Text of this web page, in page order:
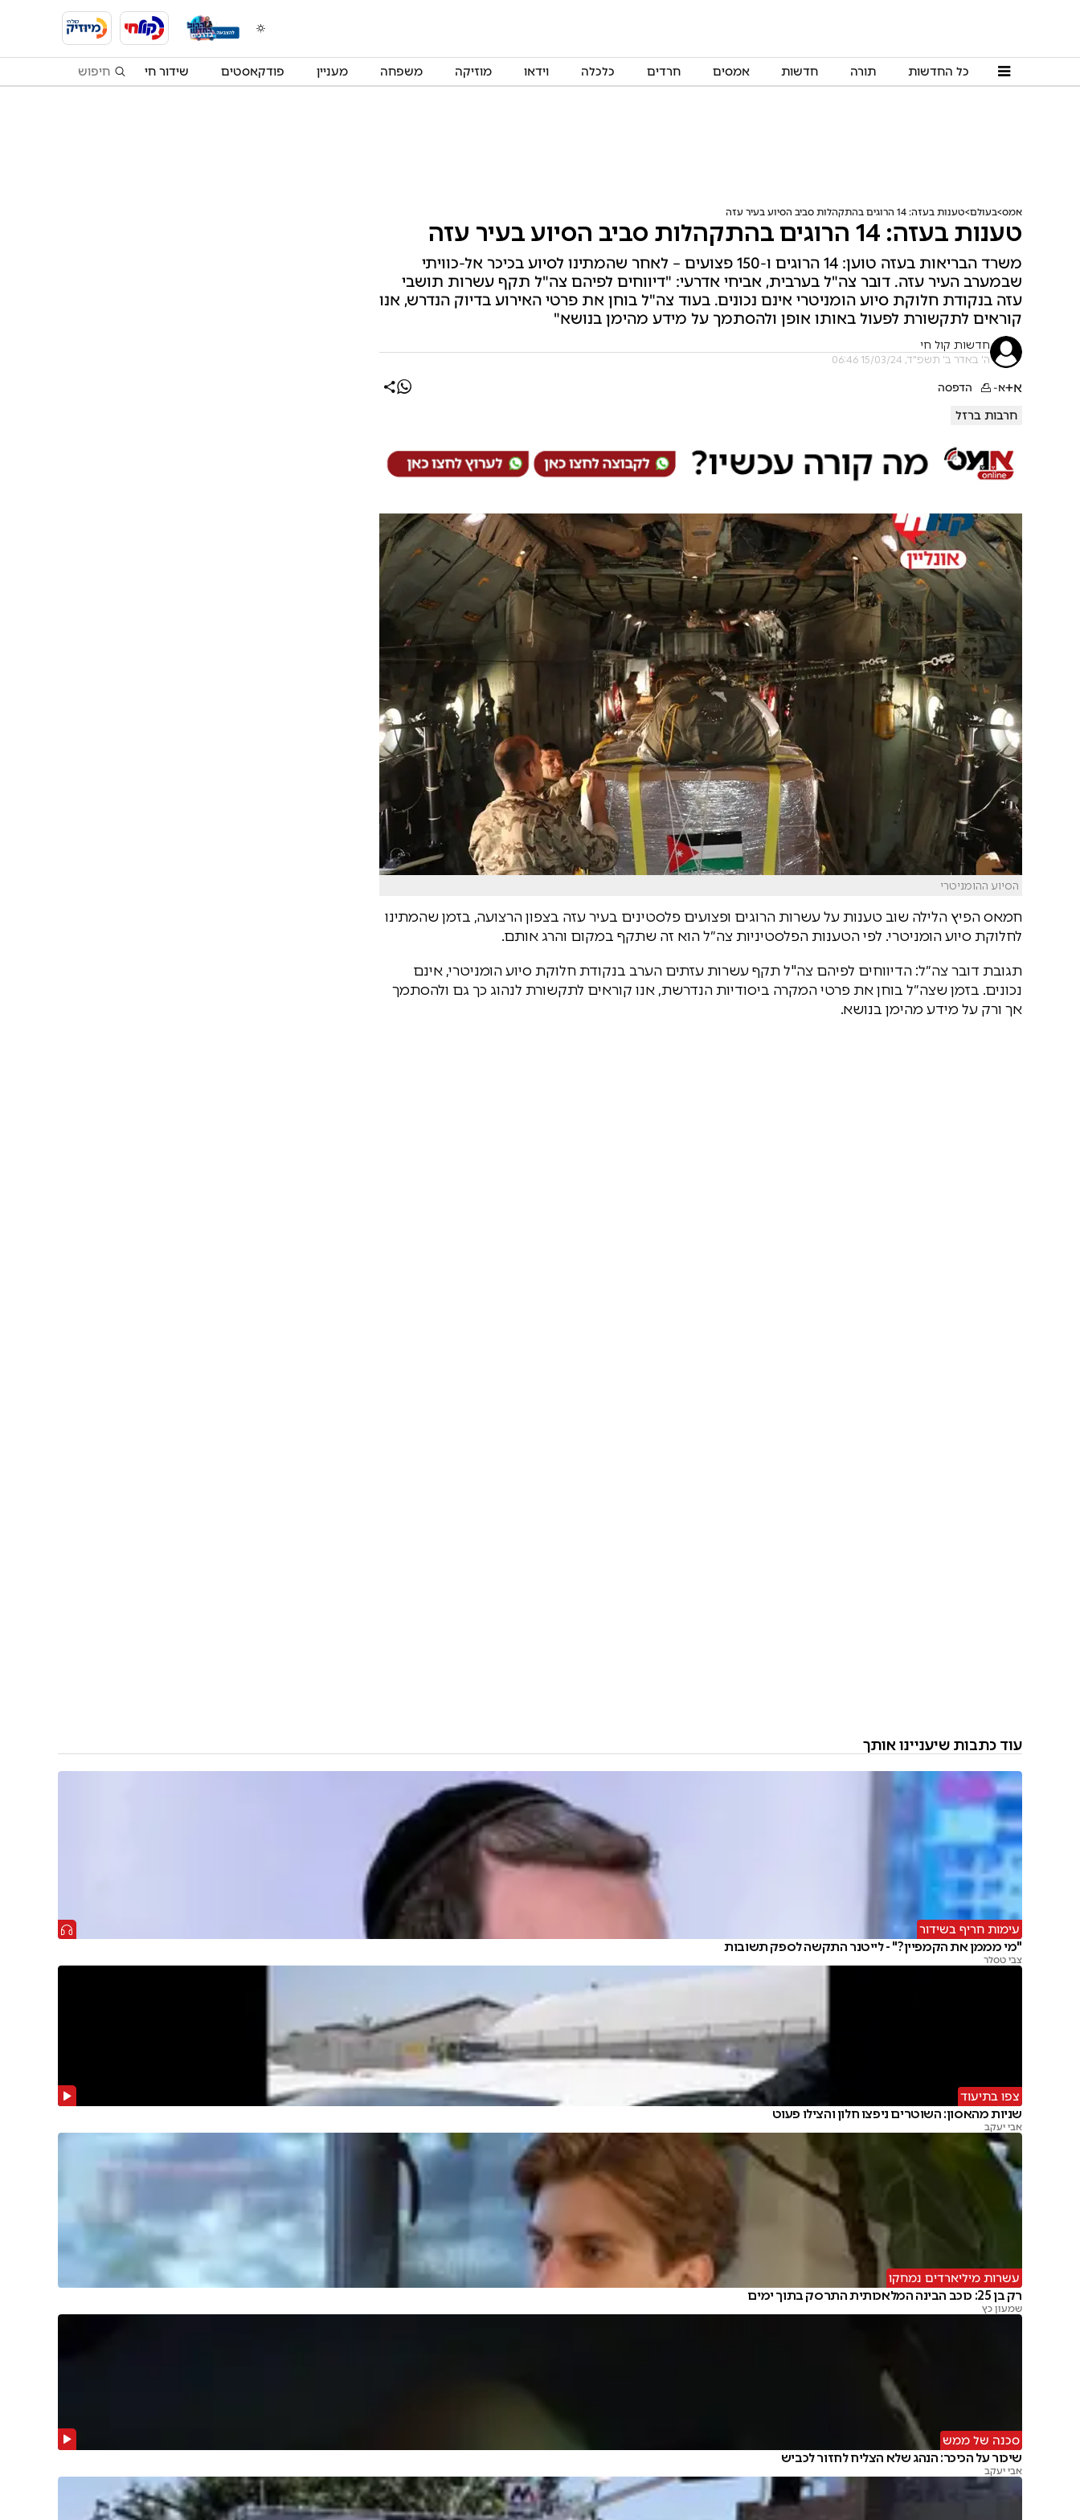
כל החדשות תורה חדשות אמסים חרדים כלכלה וידאו מוזיקה משפחה מעניין פודקאסטים שידור חי
אמס בעולם טענות בעזה: 14 הרוגים בהתקהלות סביב הסיוע בעיר עזה
טענות בעזה: 14 הרוגים בהתקהלות סביב הסיוע בעיר עזה
משרד הבריאות בעזה טוען: 14 הרוגים ו-150 פצועים – לאחר שהמתינו לסיוע בכיכר אל-כוויתי
שבמערב העיר עזה. דובר צה"ל בערבית, אביחי אדרעי: "דיווחים לפיהם צה"ל תקף עשרות תושבי
עזה בנקודת חלוקת סיוע הומניטרי אינם נכונים. בעוד צה"ל בוחן את פרטי האירוע בדיוק הנדרש, אנו
קוראים לתקשורת לפעול באותו אופן ולהסתמך על מידע מהימן בנושא"
חדשות קול חי
ה' באדר ב׳ תשפ"ד, 15/03/24 06:46
א+א- הדפסה
חרבות ברזל
הסיוע ההומניטרי
חמאס הפיץ הלילה שוב טענות על עשרות הרוגים ופצועים פלסטינים בעיר עזה בצפון הרצועה, בזמן שהמתינו
לחלוקת סיוע הומניטרי. לפי הטענות הפלסטיניות צה״ל הוא זה שתקף במקום והרג אותם.
תגובת דובר צה״ל: הדיווחים לפיהם צה"ל תקף עשרות עזתים הערב בנקודת חלוקת סיוע הומניטרי, אינם
נכונים. בזמן שצה״ל בוחן את פרטי המקרה ביסודיות הנדרשת, אנו קוראים לתקשורת לנהוג כך גם ולהסתמך
אך ורק על מידע מהימן בנושא.
עוד כתבות שיעניינו אותך
עימות חריף בשידור
"מי מממן את הקמפיין?" - לייטנר התקשה לספק תשובות
צבי טסלר
צפו בתיעוד
שניות מהאסון: השוטרים ניפצו חלון והצילו פעוט
אבי יעקב
עשרות מיליארדים נמחקו
רק בן 25: כוכב הבינה המלאכותית התרסק בתוך ימים
שמעון כץ
סכנה של ממש
שיכור על הכיכר: הנהג שלא הצליח לחזור לכביש
אבי יעקב